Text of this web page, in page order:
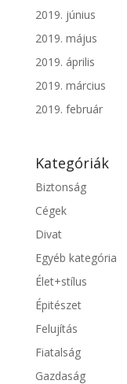
2019. június
2019. május
2019. április
2019. március
2019. február
Kategóriák
Biztonság
Cégek
Divat
Egyéb kategória
Élet+stílus
Épitészet
Felujítás
Fiatalság
Gazdaság